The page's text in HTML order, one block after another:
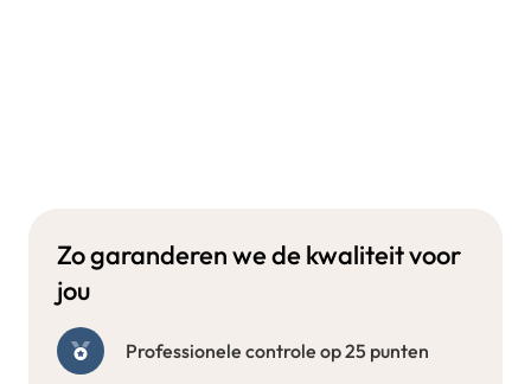
Zo garanderen we de kwaliteit voor
jou
Professionele controle op 25 punten